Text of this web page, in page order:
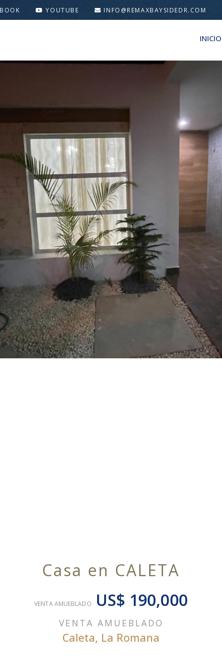
YOUTUBE INFO@REMAXBAYSIDEDR.COM
INICIO
Casa en CALETA
VENTA AMUEBLADO US$ 190,000
VENTA AMUEBLADO
Caleta, La Romana